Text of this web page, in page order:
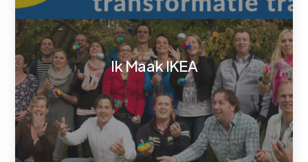
Ik Maak IKEA